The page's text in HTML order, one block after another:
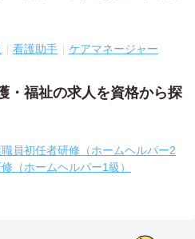
看護助手 ケアマネージャー
・福祉の求人を資格から探
員初任者研修（ホームヘルパー2
（ホームヘルパー1級）